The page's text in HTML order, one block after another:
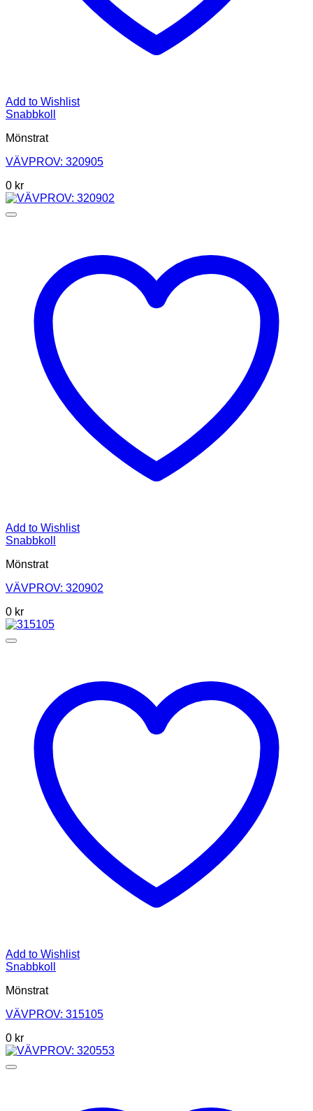
Add to Wishlist
Snabbkoll
Mönstrat
VÄVPROV: 320905
0 kr
Add to Wishlist
Snabbkoll
Mönstrat
VÄVPROV: 320902
0 kr
Add to Wishlist
Snabbkoll
Mönstrat
VÄVPROV: 315105
0 kr